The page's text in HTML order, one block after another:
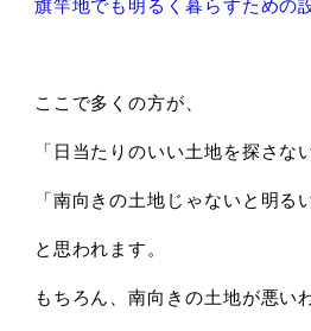
ここで多くの方が、
「日当たりのいい土地を探さな
「南向きの土地じゃないと明る
と思われます。
もちろん、南向きの土地が悪い